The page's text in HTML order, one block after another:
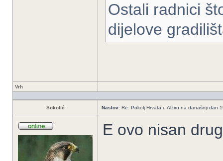
Ostali radnici
dijelove
Vrh
Sokolić Naslov: Re: Pokolj Hrvata u Alžiru na današnji dan
E ovo nisan